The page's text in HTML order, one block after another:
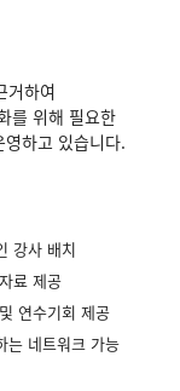
거하여
를 위해 필요한
하고 있습니다.
강사 배치
료 제공
연수기회 제공
는 네트워크 가능